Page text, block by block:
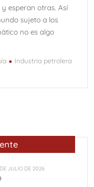
esperan otras. Así
sujeto a los
no es algo
Industria petrolera
JULIO DE 2026